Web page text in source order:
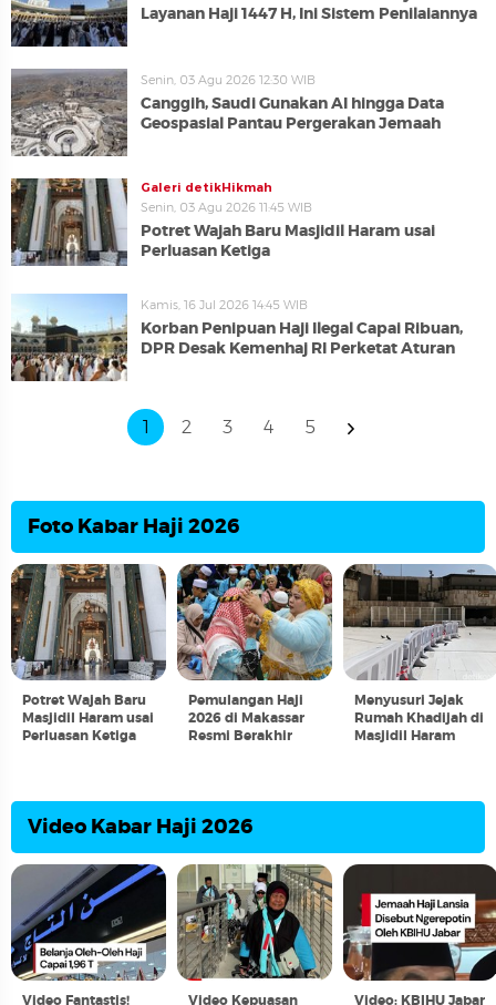
Layanan Haji 1447 H, Ini Sistem Penilaiannya
Senin, 03 Agu 2026 12:30 WIB
Canggih, Saudi Gunakan AI hingga Data
Geospasial Pantau Pergerakan Jemaah
Galeri detikHikmah
Senin, 03 Agu 2026 11:45 WIB
Potret Wajah Baru Masjidil Haram usai
Perluasan Ketiga
Kamis, 16 Jul 2026 14:45 WIB
Korban Penipuan Haji Ilegal Capai Ribuan,
DPR Desak Kemenhaj RI Perketat Aturan
1 2 3 4 5
Foto Kabar Haji 2026
Potret Wajah Baru
Masjidil Haram usai
Perluasan Ketiga
Pemulangan Haji
2026 di Makassar
Resmi Berakhir
Menyusuri Jejak
Rumah Khadijah di
Masjidil Haram
Video Kabar Haji 2026
Video Fantastis! Video Kepuasan Video: KBIHU Jabar